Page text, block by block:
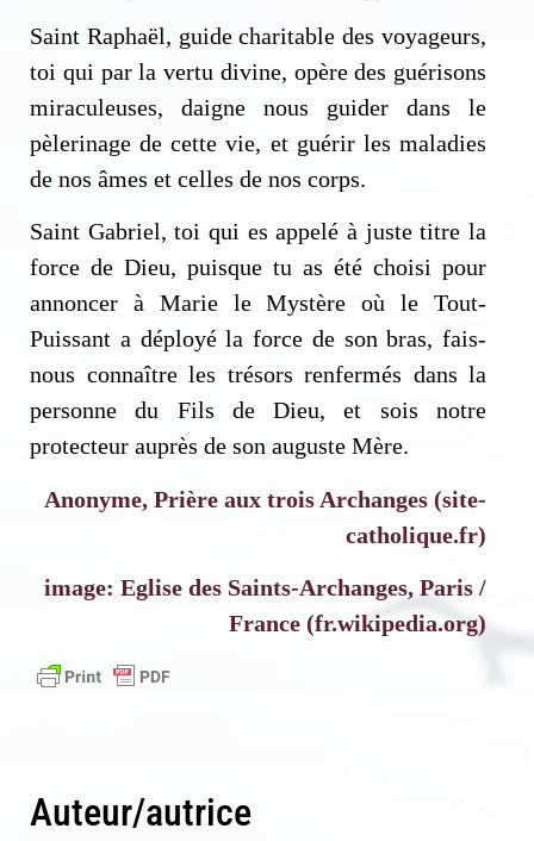
Saint Raphaël, guide charitable des voyageurs,
toi qui par la vertu divine, opère des guérisons
miraculeuses, daigne nous guider dans le
pèlerinage de cette vie, et guérir les maladies
de nos âmes et celles de nos corps.
Saint Gabriel, toi qui es appelé à juste titre la
force de Dieu, puisque tu as été choisi pour
annoncer à Marie le Mystère où le Tout-
Puissant a déployé la force de son bras, fais-
nous connaître les trésors renfermés dans la
personne du Fils de Dieu, et sois notre
protecteur auprès de son auguste Mère.
Anonyme, Prière aux trois Archanges (site-
catholique.fr)
image: Eglise des Saints-Archanges, Paris /
France (fr.wikipedia.org)
Auteur/autrice